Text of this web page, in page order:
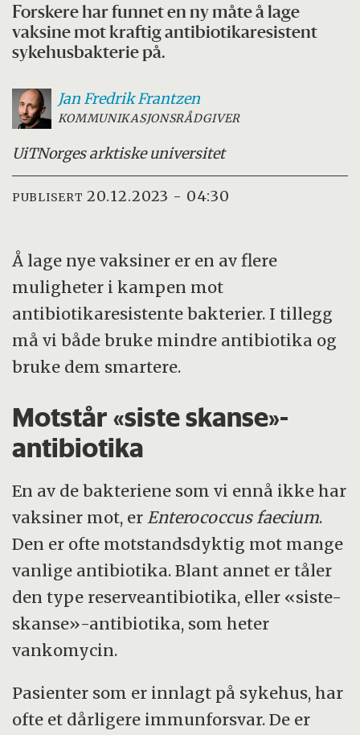
Forskere har funnet en ny måte å lage
vaksine mot kraftig antibiotikaresistent
sykehusbakterie på.
Jan Fredrik Frantzen
KOMMUNIKASJONSRÅDGIVER
UiTNorges arktiske universitet
PUBLISERT 20.12.2023 - 04:30
Å lage nye vaksiner er en av flere
muligheter i kampen mot
antibiotikaresistente bakterier. I tillegg
må vi både bruke mindre antibiotika og
bruke dem smartere.
Motstår «siste skanse»-
antibiotika
En av de bakteriene som vi ennå ikke har
vaksiner mot, er Enterococcus faecium.
Den er ofte motstandsdyktig mot mange
vanlige antibiotika. Blant annet er tåler
den type reserveantibiotika, eller «siste-
skanse»-antibiotika, som heter
vankomycin.
Pasienter som er innlagt på sykehus, har
ofte et dårligere immunforsvar. De er